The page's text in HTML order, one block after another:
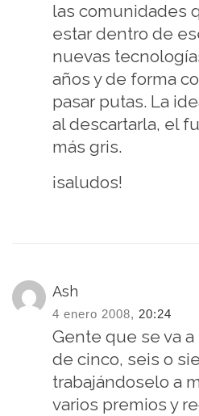
las comunidades
estar dentro de
nuevas
años y de forma
pasar putas. La
al descartarla, el
más gris.
¡saludos!
Ash
4 enero 2008, 20:24
Gente que se va
de cinco, seis o
trabajándoselo a
varios premios y